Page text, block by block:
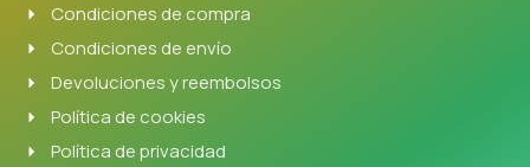
Condiciones de compra
Condiciones de envío
Devoluciones y reembolsos
Política de cookies
Política de privacidad